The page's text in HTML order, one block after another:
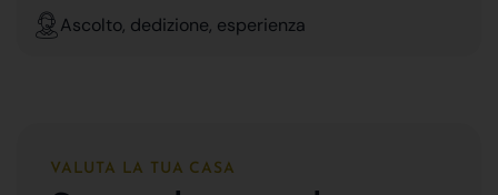
Ascolto, dedizione, esperienza
VALUTA LA TUA CASA